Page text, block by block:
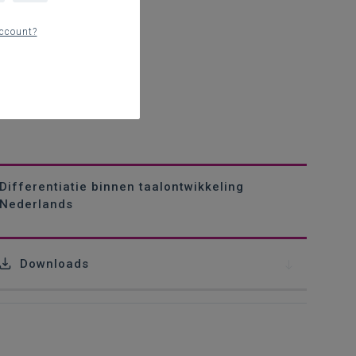
Differentiatie binnen taalontwikkeling
Nederlands
Downloads